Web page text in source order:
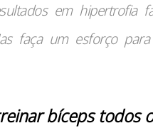
em hipertrofia
faça um esforço
bíceps todos